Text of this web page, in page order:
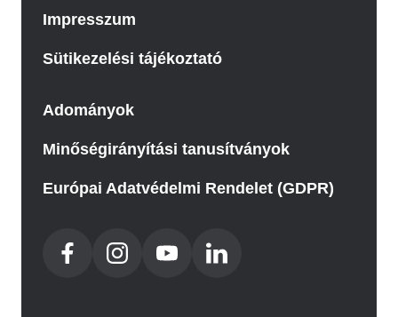
Impresszum
Sütikezelési tájékoztató
Adományok
Minőségirányítási tanusítványok
Európai Adatvédelmi Rendelet (GDPR)